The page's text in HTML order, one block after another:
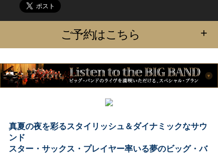
ご予約はこちら +
真夏の夜を彩るスタイリッシュ＆ダイナミックなサウ
ンド
スター・サックス・プレイヤー率いる夢のビッグ・バ